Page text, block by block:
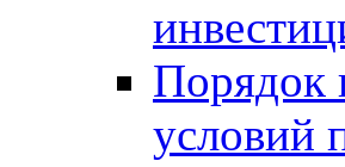
Порядок
условий